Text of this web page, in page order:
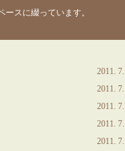
スに綴っています。
2011.
2011.
2011.
2011.
2011.